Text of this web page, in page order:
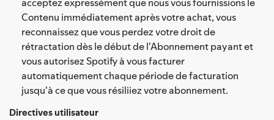
Contenu immédiatement après votre achat, vous
reconnaissez que vous perdez votre droit de
rétractation dès le début de l'Abonnement payant et
vous autorisez Spotify à vous facturer
automatiquement chaque période de facturation
jusqu'à ce que vous résiliiez votre abonnement.
Directives utilisateur